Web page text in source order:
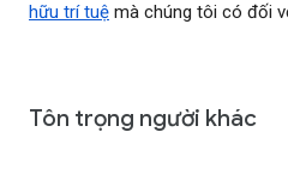
hữu trí tuệ mà chúng tôi có đối
Tôn trọng người khác